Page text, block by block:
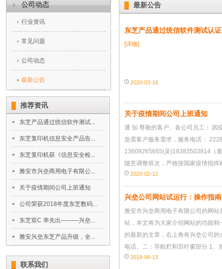
公司动态
行业资讯
常见问题
公司动态
最新公告
推荐资讯
东芝产品通过统信软件测试...
东芝复印机信息安全产品告...
东芝复印机获《信息安全检...
雅安市兴垒商用电子有限公...
关于疫情期间公司上班通知
公司荣获2018年度东芝数码...
东芝双C 率先出———兴垒...
雅安兴垒东芝产品升级，全...
联系我们
最新公告
东芝产品通过统信软件测试认证
[详细]
2020-03-16
关于疫情期间公司上班通知
通 知 尊敬的客户、各公司员工：
急需客户服务需求，服务电话：
13608265665(吴)18383503814（
随意调整班次，严格按国家疫情指
2020-02-12
兴垒公司网站试运行：操作指南
雅安市兴垒商用电子有限公司的网
站，本文将为大家介绍网站的功能
的最新的文章，右上角有兴垒公司
电话。二：导航栏和百叶窗部分 1、
2018-06-13